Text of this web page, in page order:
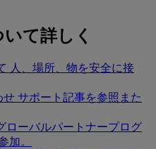
て詳しく
人、場所、物を安全に接
せ サポート記事を参照また
ローバルパートナープログ
加。